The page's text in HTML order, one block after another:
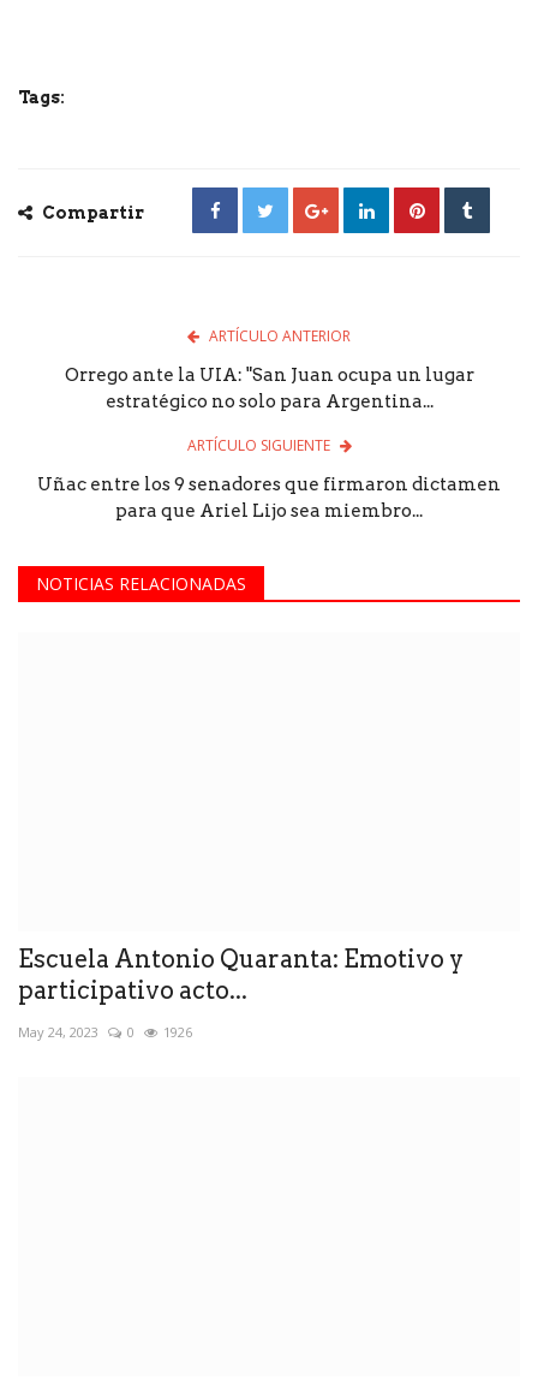
Tags:
Compartir
ARTÍCULO ANTERIOR
Orrego ante la UIA: "San Juan ocupa un lugar
estratégico no solo para Argentina...
ARTÍCULO SIGUIENTE
Uñac entre los 9 senadores que firmaron dictamen
para que Ariel Lijo sea miembro...
NOTICIAS RELACIONADAS
Escuela Antonio Quaranta: Emotivo y
participativo acto...
May 24, 2023 0 1926